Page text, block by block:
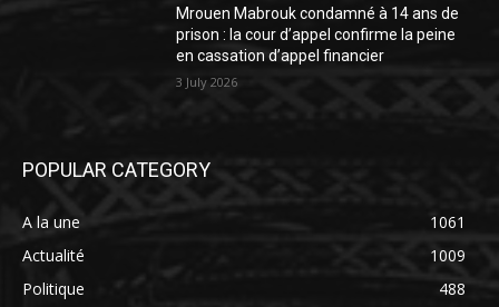
Mrouen Mabrouk condamné à 14 ans de
prison : la cour d’appel confirme la peine
en cassation d’appel financier
3 July 2026
POPULAR CATEGORY
A la une
1061
Actualité
1009
Politique
488